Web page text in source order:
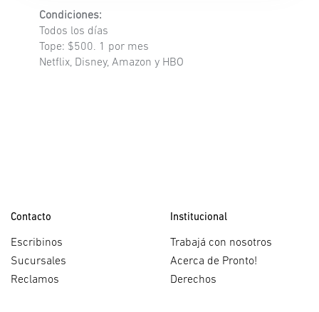
Condiciones:
Todos los días
Tope: $500. 1 por mes
Netflix, Disney, Amazon y HBO
Contacto
Escribinos
Sucursales
Reclamos
Institucional
Trabajá con nosotros
Acerca de Pronto!
Derechos